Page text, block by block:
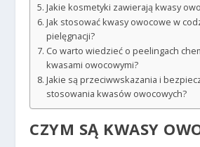
Jakie kosmetyki zawierają kwasy
Jak stosować kwasy owocowe w
pielęgnacji?
Co warto wiedzieć o peelingach
kwasami owocowymi?
Jakie są przeciwwskazania i
stosowania kwasów owocowych?
CZYM SĄ KWASY